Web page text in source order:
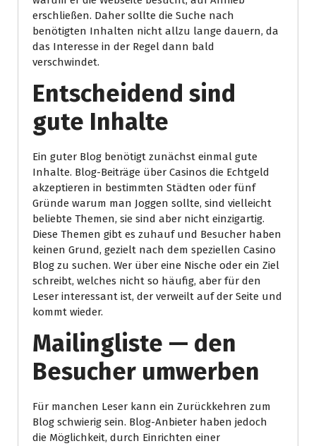
erschließen. Daher sollte die Suche nach
benötigten Inhalten nicht allzu lange dauern, da
das Interesse in der Regel dann bald
verschwindet.
Entscheidend sind
gute Inhalte
Ein guter Blog benötigt zunächst einmal gute
Inhalte. Blog-Beiträge über Casinos die Echtgeld
akzeptieren in bestimmten Städten oder fünf
Gründe warum man Joggen sollte, sind vielleicht
beliebte Themen, sie sind aber nicht einzigartig.
Diese Themen gibt es zuhauf und Besucher haben
keinen Grund, gezielt nach dem speziellen Casino
Blog zu suchen. Wer über eine Nische oder ein Ziel
schreibt, welches nicht so häufig, aber für den
Leser interessant ist, der verweilt auf der Seite und
kommt wieder.
Mailingliste — den
Besucher umwerben
Für manchen Leser kann ein Zurückkehren zum
Blog schwierig sein. Blog-Anbieter haben jedoch
die Möglichkeit, durch Einrichten einer